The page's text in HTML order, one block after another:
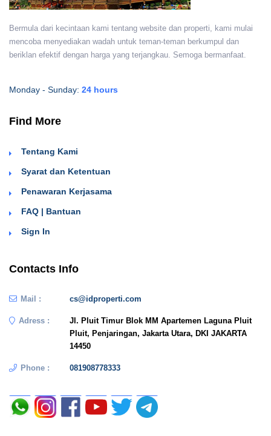
Bermula dari kecintaan kami tentang website dan properti, kami mulai
mencoba menyediakan wadah untuk teman-teman berkumpul dan
beriklan efektif dengan harga yang terjangkau. Semoga bermanfaat.
Monday - Sunday: 24 hours
Find More
Tentang Kami
Syarat dan Ketentuan
Penawaran Kerjasama
FAQ | Bantuan
Sign In
Contacts Info
Mail : cs@idproperti.com
Adress :
Jl. Pluit Timur Blok MM Apartemen Laguna Pluit
Pluit, Penjaringan, Jakarta Utara, DKI JAKARTA
14450
Phone : 081908778333